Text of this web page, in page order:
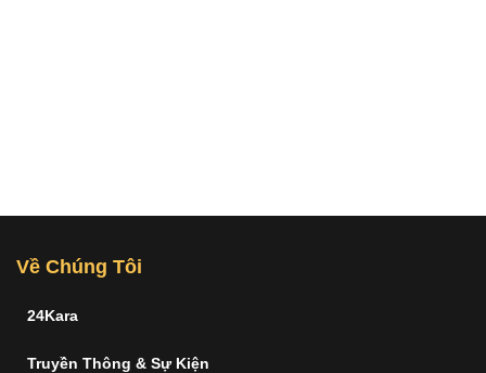
Về Chúng Tôi
24Kara
Truyền Thông & Sự Kiện